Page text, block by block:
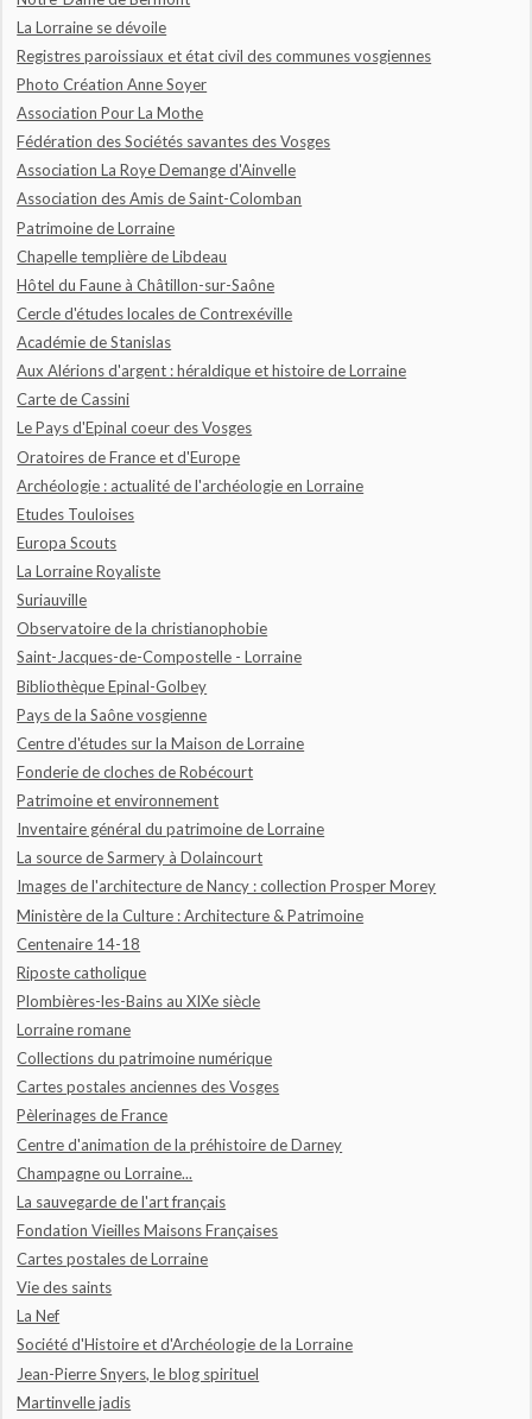
La Lorraine se dévoile
Registres paroissiaux et état civil des communes vosgiennes
Photo Création Anne Soyer
Association Pour La Mothe
Fédération des Sociétés savantes des Vosges
Association La Roye Demange d'Ainvelle
Association des Amis de Saint-Colomban
Patrimoine de Lorraine
Chapelle templière de Libdeau
Hôtel du Faune à Châtillon-sur-Saône
Cercle d'études locales de Contrexéville
Académie de Stanislas
Aux Alérions d'argent : héraldique et histoire de Lorraine
Carte de Cassini
Le Pays d'Epinal coeur des Vosges
Oratoires de France et d'Europe
Archéologie : actualité de l'archéologie en Lorraine
Etudes Touloises
Europa Scouts
La Lorraine Royaliste
Suriauville
Observatoire de la christianophobie
Saint-Jacques-de-Compostelle - Lorraine
Bibliothèque Epinal-Golbey
Pays de la Saône vosgienne
Centre d'études sur la Maison de Lorraine
Fonderie de cloches de Robécourt
Patrimoine et environnement
Inventaire général du patrimoine de Lorraine
La source de Sarmery à Dolaincourt
Images de l'architecture de Nancy : collection Prosper Morey
Ministère de la Culture : Architecture & Patrimoine
Centenaire 14-18
Riposte catholique
Plombières-les-Bains au XIXe siècle
Lorraine romane
Collections du patrimoine numérique
Cartes postales anciennes des Vosges
Pèlerinages de France
Centre d'animation de la préhistoire de Darney
Champagne ou Lorraine...
La sauvegarde de l'art français
Fondation Vieilles Maisons Françaises
Cartes postales de Lorraine
Vie des saints
La Nef
Société d'Histoire et d'Archéologie de la Lorraine
Jean-Pierre Snyers, le blog spirituel
Martinvelle jadis